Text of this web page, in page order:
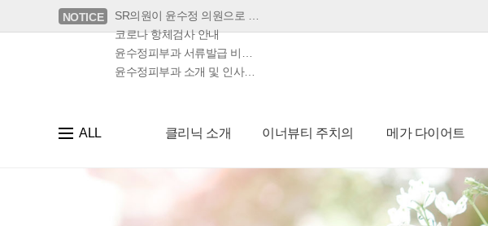
과
NOTICE
SR의원이 윤수정 의원으로 …
코로나 항체검사 안내
윤수정피부과 소개 및 인사말…
ALL 클리닉 소개 이너뷰티 주치의 메가 다이어트